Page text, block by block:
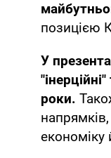
позицією
У
роки.
економіку